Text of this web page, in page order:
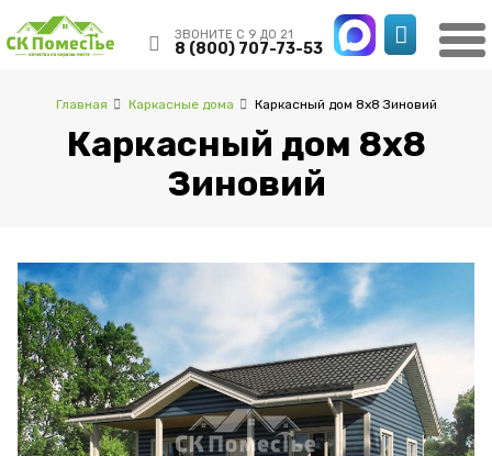
ЗВОНИТЕ С 9 ДО 21
8 (800) 707-73-53
Каркасный дом 8х8
Зиновий
Главная Каркасные дома Каркасный дом 8х8 Зиновий